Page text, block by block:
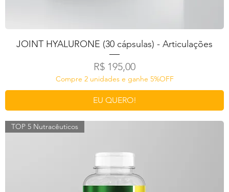
JOINT HYALURONE (30 cápsulas) - Articulações
Preço
R$ 195,00
Compre 2 unidades e ganhe 5%OFF
EU QUERO!
TOP 5 Nutracêuticos